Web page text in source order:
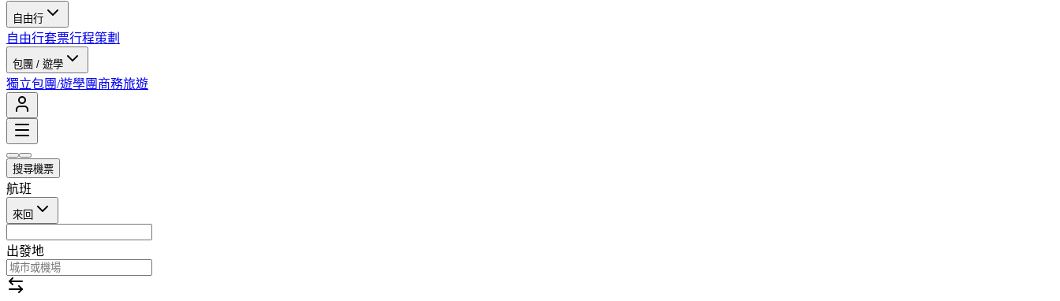
自由行
自由行套票行程策劃
包團 / 遊學
獨立包團/遊學團 商務旅遊
搜尋機票
航班
來回
出發地